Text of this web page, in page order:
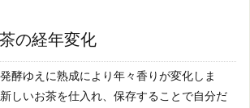
の経年変化
酵ゆえに熟成により年々香りが変化しま
しいお茶を仕入れ、保存することで自分だ